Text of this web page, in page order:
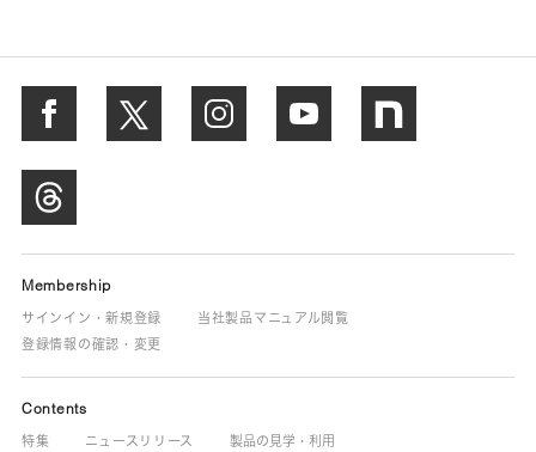
Membership
サインイン・新規登録
当社製品マニュアル閲覧
登録情報の確認・変更
Contents
特集 ニュースリリース 製品の見学・利用